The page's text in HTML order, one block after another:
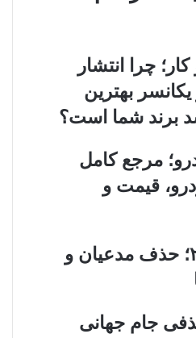
چرا انتشار
یکانسر بهترین
برند شما است؟
مرجع کامل
قیمت و
جام جهانی ۲۰۲۶؛ حذف مدعیان و
جام جهانی